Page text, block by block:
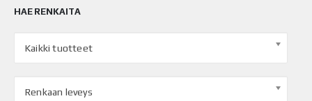
HAE RENKAITA
Kaikki tuotteet
Renkaan leveys